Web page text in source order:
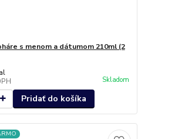
s menom a dátumom 210ml (2
Skladom
Pridať do košíka